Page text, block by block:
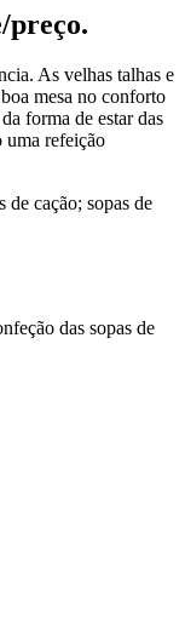
preço.
As velhas talhas e
mesa no conforto
forma de estar das
uma refeição
de cação; sopas de
das sopas de